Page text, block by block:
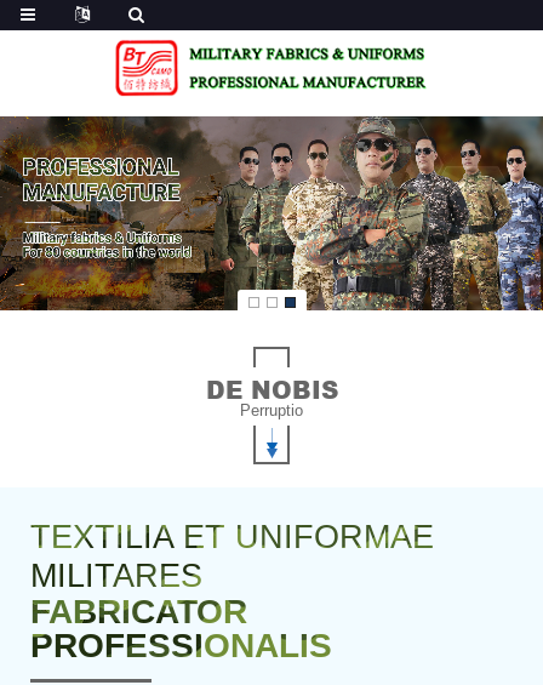
DE NOBIS
Perruptio
TEXTILIA ET UNIFORMAE
MILITARES
FABRICATOR
PROFESSIONALIS